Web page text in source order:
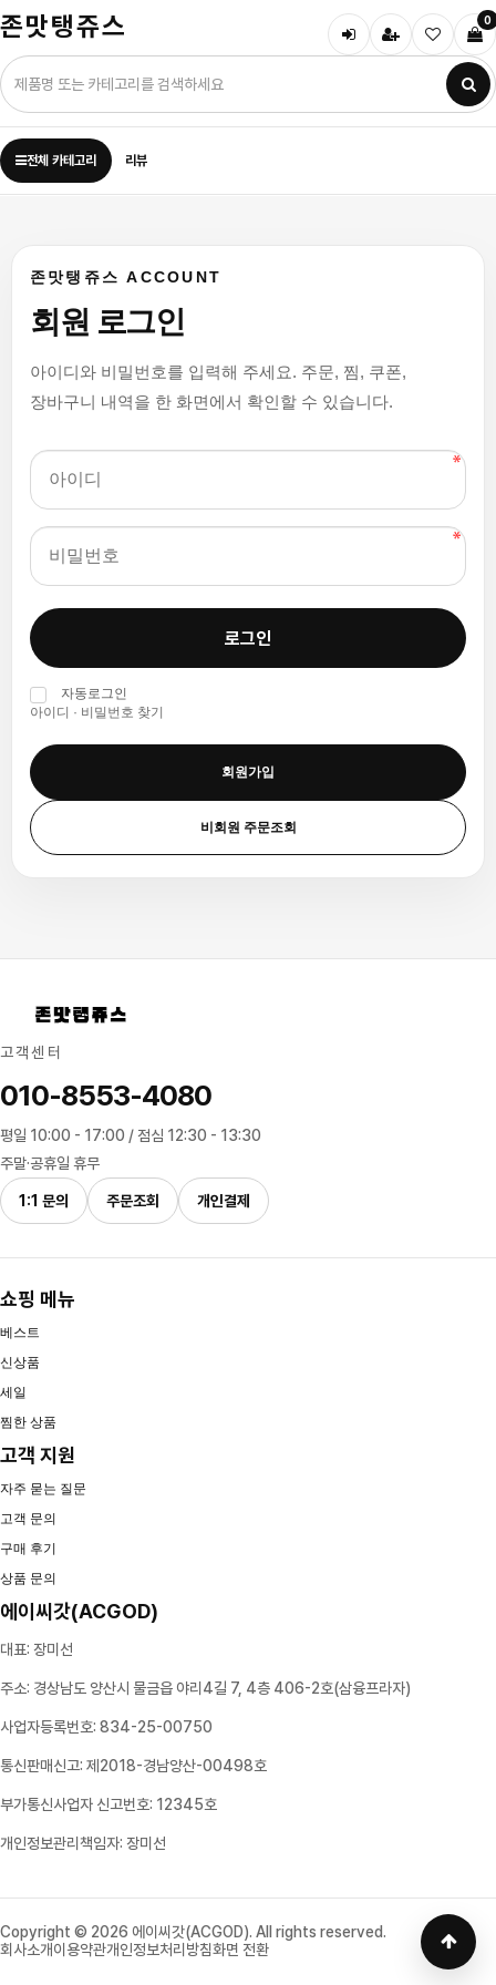
존맛탱쥬스 0
전체 카테고리 리뷰
존맛탱쥬스 ACCOUNT
회원 로그인
아이디와 비밀번호를 입력해 주세요. 주문, 찜, 쿠폰,
장바구니 내역을 한 화면에서 확인할 수 있습니다.
로그인
자동로그인
아이디 · 비밀번호 찾기
회원가입
비회원 주문조회
고객센터
010-8553-4080
평일 10:00 - 17:00 / 점심 12:30 - 13:30
주말·공휴일 휴무
1:1 문의 주문조회 개인결제
쇼핑 메뉴
베스트
신상품
세일
찜한 상품
고객 지원
자주 묻는 질문
고객 문의
구매 후기
상품 문의
에이씨갓(ACGOD)
대표: 장미선
주소: 경상남도 양산시 물금읍 야리4길 7, 4층 406-2호(삼융프라자)
사업자등록번호: 834-25-00750
통신판매신고: 제2018-경남양산-00498호
부가통신사업자 신고번호: 12345호
개인정보관리책임자: 장미선
Copyright © 2026 에이씨갓(ACGOD). All rights reserved.
회사소개이용약관개인정보처리방침화면 전환